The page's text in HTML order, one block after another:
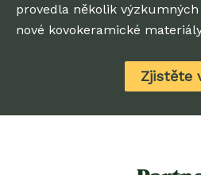
provedla několik
nové kovokeramické
Zjistěte